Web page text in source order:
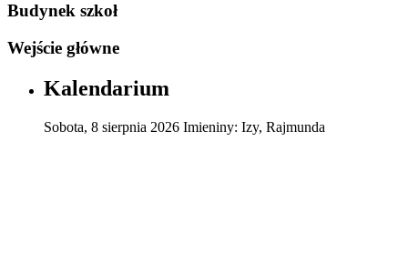
Budynek szkoł
Wejście główne
Kalendarium
Sobota, 8 sierpnia 2026 Imieniny: Izy, Rajmunda